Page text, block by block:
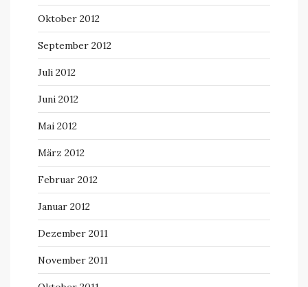
Oktober 2012
September 2012
Juli 2012
Juni 2012
Mai 2012
März 2012
Februar 2012
Januar 2012
Dezember 2011
November 2011